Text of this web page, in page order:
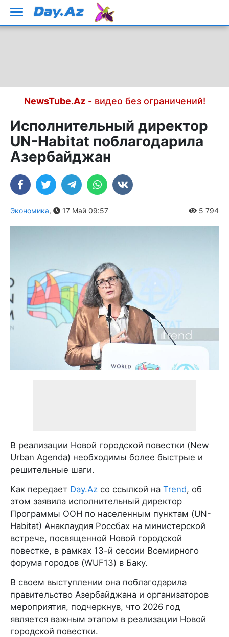
NewsTube.Az- видео без ограничений!
Исполнительный директор
UN-Habitat поблагодарила
Азербайджан
Экономика, 17 Май 09:57 5 794
В реализации Новой городской повестки (New
Urban Agenda) необходимы более быстрые и
решительные шаги.
Как передает Day.Az со ссылкой на Trend, об
этом заявила исполнительный директор
Программы ООН по населенным пунктам (UN-
Habitat) Анаклаудия Россбах на министерской
встрече, посвященной Новой городской
повестке, в рамках 13-й сессии Всемирного
форума городов (WUF13) в Баку.
В своем выступлении она поблагодарила
правительство Азербайджана и организаторов
мероприятия, подчеркнув, что 2026 год
является важным этапом в реализации Новой
городской повестки.